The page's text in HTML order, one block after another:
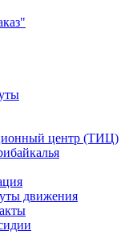
центр (ТИЦ)
движения